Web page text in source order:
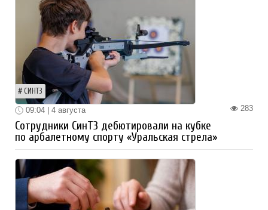
СИНТЗ
283
09:04 | 4 августа
Сотрудники СинТЗ дебютировали на кубке
по арбалетному спорту «Уральская стрела»